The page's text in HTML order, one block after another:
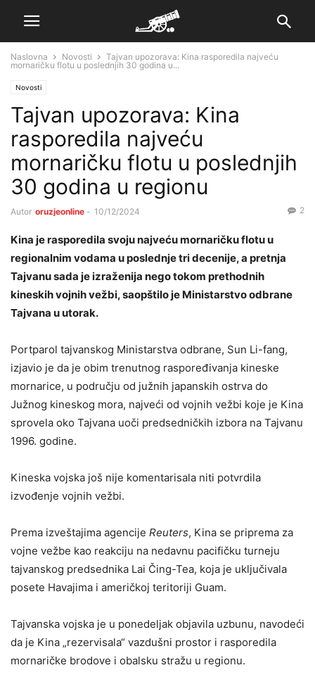
Naslovna Novosti
Tajvan upozorava: Kina rasporedila najveću
mornaričku flotu u poslednjih 30 godina u...
Novosti
Tajvan upozorava: Kina
rasporedila najveću
mornaričku flotu u poslednjih
30 godina u regionu
Autor oruzjeonline - 10/12/2024 2
Kina je rasporedila svoju najveću mornaričku flotu u
regionalnim vodama u poslednje tri decenije, a pretnja
Tajvanu sada je izraženija nego tokom prethodnih
kineskih vojnih vežbi, saopštilo je Ministarstvo odbrane
Tajvana u utorak.
Portparol tajvanskog Ministarstva odbrane, Sun Li-fang,
izjavio je da je obim trenutnog raspoređivanja kineske
mornarice, u području od južnih japanskih ostrva do
Južnog kineskog mora, najveći od vojnih vežbi koje je Kina
sprovela oko Tajvana uoči predsedničkih izbora na Tajvanu
1996. godine.
Kineska vojska još nije komentarisala niti potvrdila
izvođenje vojnih vežbi.
Prema izveštajima agencije Reuters, Kina se priprema za
vojne vežbe kao reakciju na nedavnu pacifičku turneju
tajvanskog predsednika Lai Čing-Tea, koja je uključivala
posete Havajima i američkoj teritoriji Guam.
Tajvanska vojska je u ponedeljak objavila uzbunu, navodeći
da je Kina „rezervisala“ vazdušni prostor i rasporedila
mornaričke brodove i obalsku stražu u regionu.